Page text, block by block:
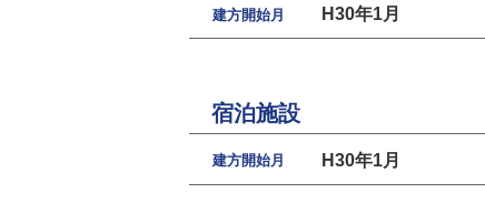
建方開始月 H30年1月
宿泊施設
建方開始月 H30年1月